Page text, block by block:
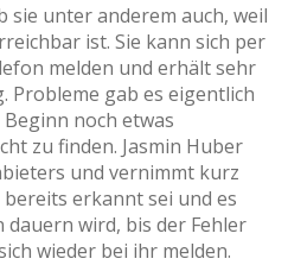
sie unter anderem auch, weil
ist. Sie kann sich per
melden und erhält sehr
Probleme gab es eigentlich
noch etwas
zu finden. Jasmin Huber
und vernimmt kurz
erkannt sei und es
wird, bis der Fehler
wieder bei ihr melden.